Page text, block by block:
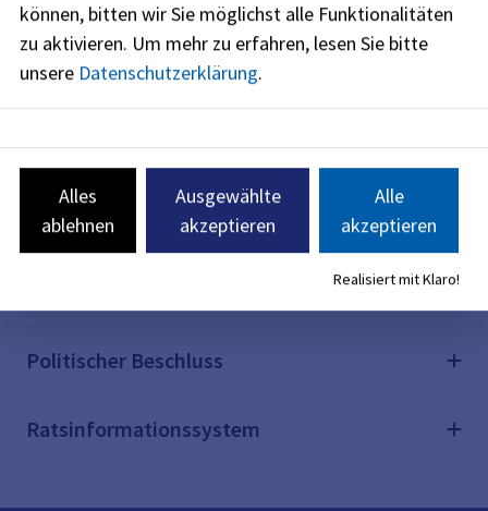
Informationen
Bearbeitungsstand
Zeitrahmen
Kosten
Bürgerbeteiligung oder -information
Politischer Beschluss
Ratsinformationssystem
können, bitten wir Sie möglichst alle Funktionalitäten
zu aktivieren. Um mehr zu erfahren, lesen Sie bitte
unsere Datenschutzerklärung.
Alles
ablehnen
Ausgewählte
akzeptieren
Alle
akzeptieren
Realisiert mit Klaro!